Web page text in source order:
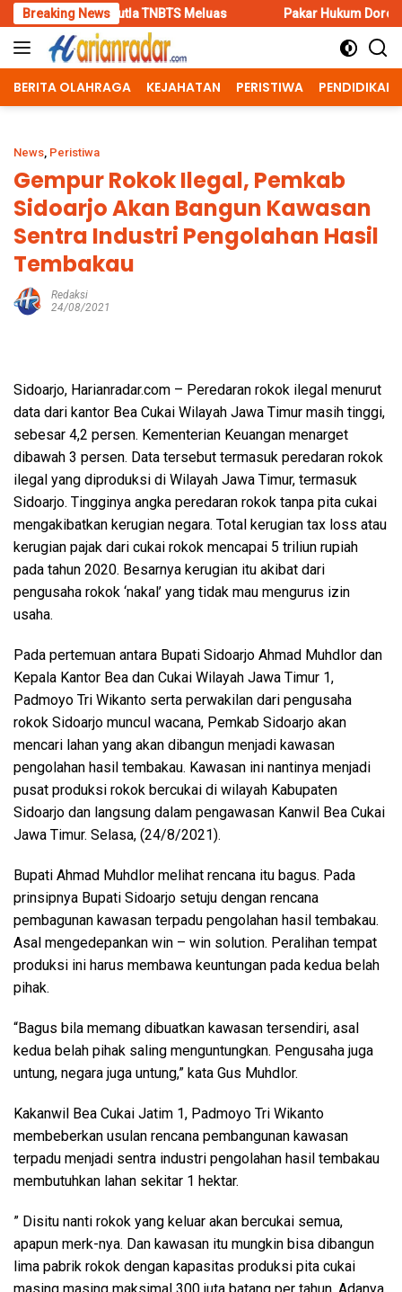
Skip
to
content
Breaking News
TNBTS Meluas Pakar Hukum Dorong Polri Tindak Tegas
BERITA OLAHRAGA KEJAHATAN PERISTIWA PENDIDIKAN
News, Peristiwa
Gempur Rokok Ilegal, Pemkab
Sidoarjo Akan Bangun Kawasan
Sentra Industri Pengolahan Hasil
Tembakau
Redaksi
24/08/2021
Sidoarjo, Harianradar.com – Peredaran rokok ilegal menurut
data dari kantor Bea Cukai Wilayah Jawa Timur masih tinggi,
sebesar 4,2 persen. Kementerian Keuangan menarget
dibawah 3 persen. Data tersebut termasuk peredaran rokok
ilegal yang diproduksi di Wilayah Jawa Timur, termasuk
Sidoarjo. Tingginya angka peredaran rokok tanpa pita cukai
mengakibatkan kerugian negara. Total kerugian tax loss atau
kerugian pajak dari cukai rokok mencapai 5 triliun rupiah
pada tahun 2020. Besarnya kerugian itu akibat dari
pengusaha rokok ‘nakal’ yang tidak mau mengurus izin
usaha.
Pada pertemuan antara Bupati Sidoarjo Ahmad Muhdlor dan
Kepala Kantor Bea dan Cukai Wilayah Jawa Timur 1,
Padmoyo Tri Wikanto serta perwakilan dari pengusaha
rokok Sidoarjo muncul wacana, Pemkab Sidoarjo akan
mencari lahan yang akan dibangun menjadi kawasan
pengolahan hasil tembakau. Kawasan ini nantinya menjadi
pusat produksi rokok bercukai di wilayah Kabupaten
Sidoarjo dan langsung dalam pengawasan Kanwil Bea Cukai
Jawa Timur. Selasa, (24/8/2021).
Bupati Ahmad Muhdlor melihat rencana itu bagus. Pada
prinsipnya Bupati Sidoarjo setuju dengan rencana
pembagunan kawasan terpadu pengolahan hasil tembakau.
Asal mengedepankan win – win solution. Peralihan tempat
produksi ini harus membawa keuntungan pada kedua belah
pihak.
“Bagus bila memang dibuatkan kawasan tersendiri, asal
kedua belah pihak saling menguntungkan. Pengusaha juga
untung, negara juga untung,” kata Gus Muhdlor.
Kakanwil Bea Cukai Jatim 1, Padmoyo Tri Wikanto
membeberkan usulan rencana pembangunan kawasan
terpadu menjadi sentra industri pengolahan hasil tembakau
membutuhkan lahan sekitar 1 hektar.
” Disitu nanti rokok yang keluar akan bercukai semua,
apapun merk-nya. Dan kawasan itu mungkin bisa dibangun
lima pabrik rokok dengan kapasitas produksi pita cukai